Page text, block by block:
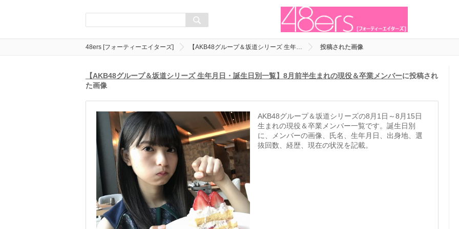
48ers [フォーティーエイターズ] 【AKB48グループ＆坂道シリーズ 生年… 投稿された画像
【AKB48グループ＆坂道シリーズ 生年月日・誕生日別一覧】8月前半生まれの現役＆卒業メンバーに投稿され
た画像
AKB48グループ＆坂道シリーズの8月1日～8月15日
生まれの現役＆卒業メンバー一覧です。誕生日別
に、メンバーの画像、氏名、生年月日、出身地、選
抜回数、経歴、現在の状況を記載。